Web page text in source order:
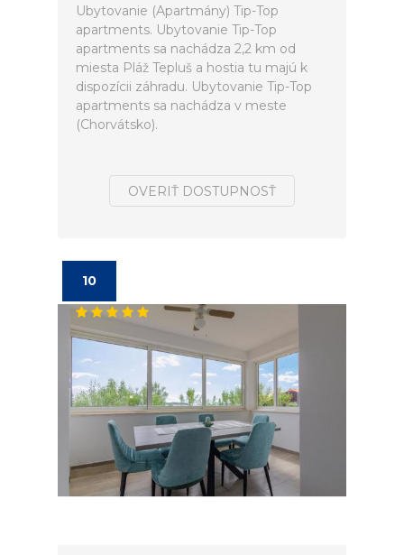
Ubytovanie (Apartmány) Tip-Top
apartments. Ubytovanie Tip-Top
apartments sa nachádza 2,2 km od
miesta Pláž Tepluš a hostia tu majú k
dispozícii záhradu. Ubytovanie Tip-Top
apartments sa nachádza v meste
(Chorvátsko).
OVERIŤ DOSTUPNOSŤ
10